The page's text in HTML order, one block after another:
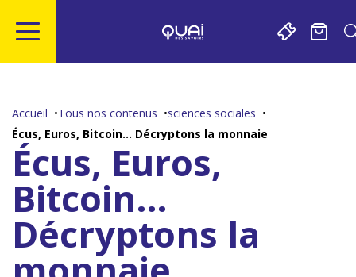
contenu
Accueil Tous nos contenus
sciences sociales
Écus, Euros, Bitcoin… Décryptons la monnaie
Écus, Euros,
Bitcoin…
Décryptons la